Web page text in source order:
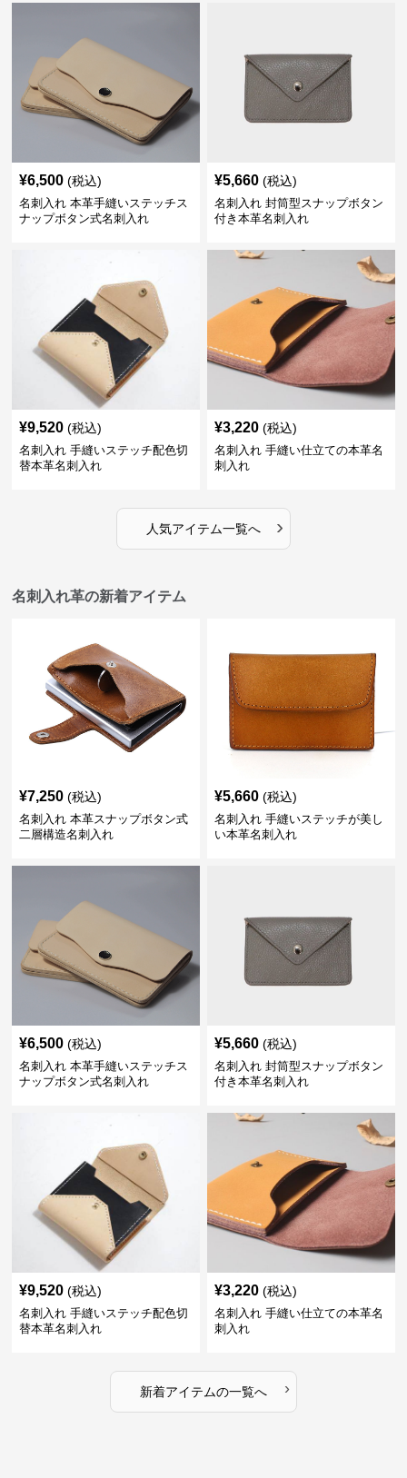
¥6,500 (税込)
名刺入れ 本革手縫いステッチス
ナップボタン式名刺入れ
¥5,660 (税込)
名刺入れ 封筒型スナップボタン
付き本革名刺入れ
¥9,520 (税込)
名刺入れ 手縫いステッチ配色切
替本革名刺入れ
¥3,220 (税込)
名刺入れ 手縫い仕立ての本革名
刺入れ
人気アイテム一覧へ ›
名刺入れ革の新着アイテム
¥7,250 (税込)
名刺入れ 本革スナップボタン式
二層構造名刺入れ
¥5,660 (税込)
名刺入れ 手縫いステッチが美し
い本革名刺入れ
¥6,500 (税込)
名刺入れ 本革手縫いステッチス
ナップボタン式名刺入れ
¥5,660 (税込)
名刺入れ 封筒型スナップボタン
付き本革名刺入れ
¥9,520 (税込)
名刺入れ 手縫いステッチ配色切
替本革名刺入れ
¥3,220 (税込)
名刺入れ 手縫い仕立ての本革名
刺入れ
新着アイテムの一覧へ ›